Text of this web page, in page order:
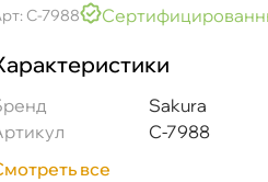
C-7988
Sakura
C-7988
все